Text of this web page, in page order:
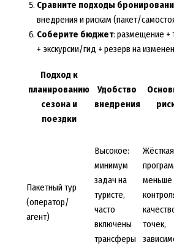
Сравните подходы
внедрения и рискам (пакет/
Соберите бюджет: размещение +
+ экскурсии/гид + резерв на
Подход к
планированию
сезона и
поездки
Удобство
внедрения
Пакетный тур
(оператор/
агент)
Высокое:
минимум
задач на
туристе,
часто
включены
трансферы
Жёсткая
меньше
точек,